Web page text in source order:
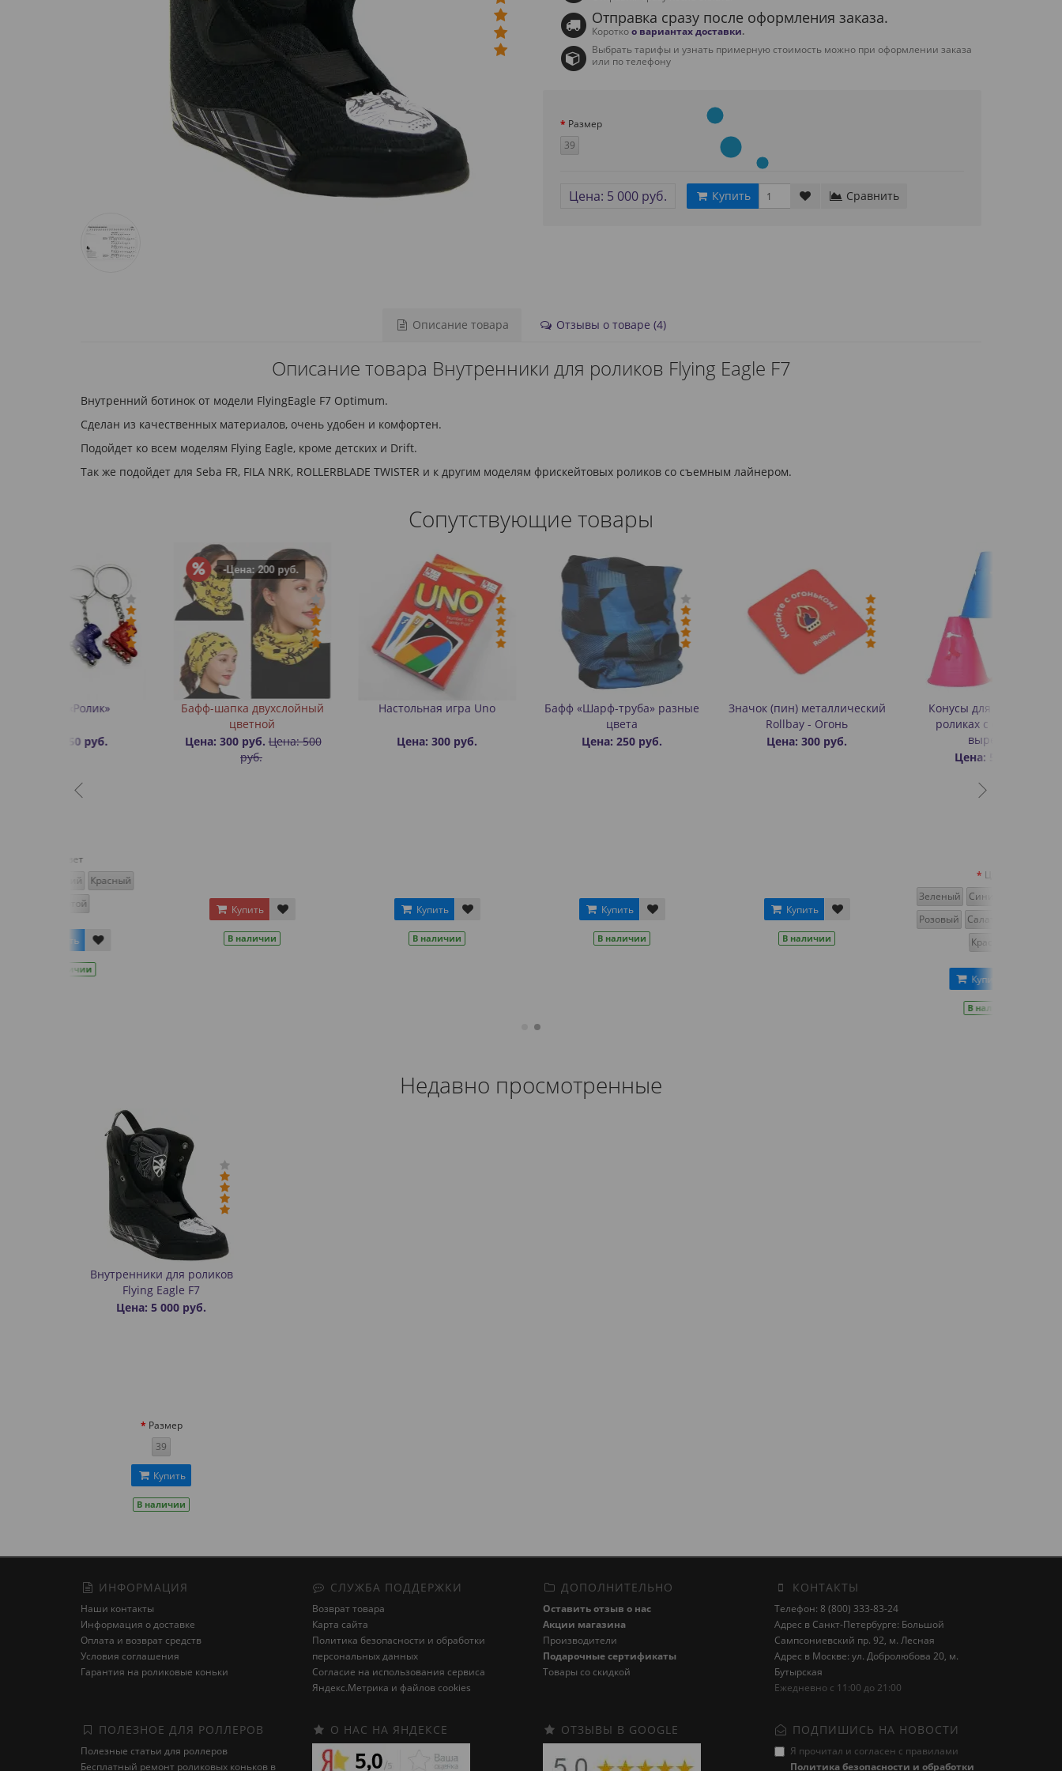
Отправка сразу после оформления заказа.
Короткоо вариантах доставки.
Выбрать тарифы и узнать примерную стоимость можно при оформлении заказа
или по телефону
Размер
39
Цена: 5 000 руб. Купить Сравнить
Описание товара Отзывы о товаре (4)
Описание товара Внутренники для роликов Flying Eagle F7
Внутренний ботинок от модели FlyingEagle F7 Оptimum.
Сделан из качественных материалов, очень удобен и комфортен.
Подойдет ко всем моделям Flying Eagle, кроме детских и Drift.
Так же подойдет для Seba FR, FILA NRK, ROLLERBLADE TWISTER и к другим моделям фрискейтовых роликов со съемным лайнером.
Сопутствующие товары
-Цена: 200 руб.
Бафф-шапка двухслойный
Цена: 300 руб.
Цена: 500
Настольная игра Uno
Цена: 300 руб.
Бафф «Шарф-труба» разные
Значок (пин) металлический
Конусы для слалома на
роликах с фигурным
Оранжевый
Салатовый Желтый
Недавно просмотренные
Внутренники для роликов
Flying Eagle F7
Цена: 5 000 руб.
Размер
39
Купить
В наличии
ИНФОРМАЦИЯ
Наши контакты
Информация о доставке
Оплата и возврат средств
Условия соглашения
Гарантия на роликовые коньки
СЛУЖБА ПОДДЕРЖКИ
Возврат товара
Карта сайта
Политика безопасности и обработки
персональных данных
Cогласие на использования сервиса
Яндекс.Метрика и файлов cookies
ДОПОЛНИТЕЛЬНО
Оставить отзыв о нас
Акции магазина
Производители
Подарочные сертификаты
Товары со скидкой
КОНТАКТЫ
Телефон: 8 (800) 333-83-24
Адрес в Санкт-Петербурге: Большой
Сампсониевский пр. 92, м. Лесная
Адрес в Москве: ул. Добролюбова 20, м.
Бутырская
Ежедневно с 11:00 до 21:00
ПОЛЕЗНОЕ ДЛЯ РОЛЛЕРОВ
Полезные статьи для роллеров
Бесплатный ремонт роликовых коньков в
О НАС НА ЯНДЕКСЕ ОТЗЫВЫ В GOOGLE ПОДПИШИСЬ НА НОВОСТИ
Я прочитал и согласен с правилами
Политика безопасности и обработки